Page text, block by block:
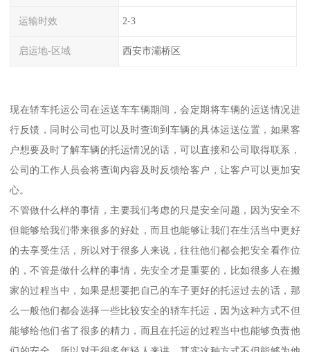
运输时效 2-3
启运地-区域 西安市灞桥区
现在轿车托运公司在运送车车辆期间，会定期将车辆的运送情况进
行反馈，同时公司也可以及时查询到车辆的具体运送位置，如果客
户想要及时了解车辆的托运情况的话，可以直接和公司取得联系，
公司的工作人员会将查询内容及时反馈给客户，让客户可以更加安
心。
不管做什么样的事情，主要我们考虑的只是安全问题，因为安全不
但能够给我们带来很多的好处，而且也能够让我们在生活当中更好
的去享受生活，所以对于很多人来说，往往他们都会把安全看作位
的，不管是做什么样的事情，先安全才是重要的，比如很多人在搬
家的过程当中，如果是想要把自己的车子更好的托运过去的话，那
么一般他们都会选择一些比较安全的轿车托运，因为这种方式不但
能够给他们省了很多的精力，而且在托运的过程当中也能够负责他